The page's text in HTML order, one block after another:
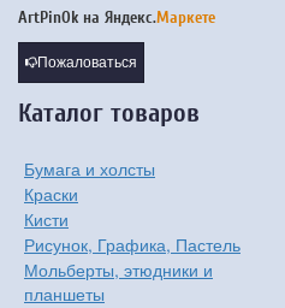
ArtPinOk на Яндекс.Маркете
Пожаловаться
Каталог товаров
Бумага и холсты
Краски
Кисти
Рисунок, Графика, Пастель
Мольберты, этюдники и
планшеты